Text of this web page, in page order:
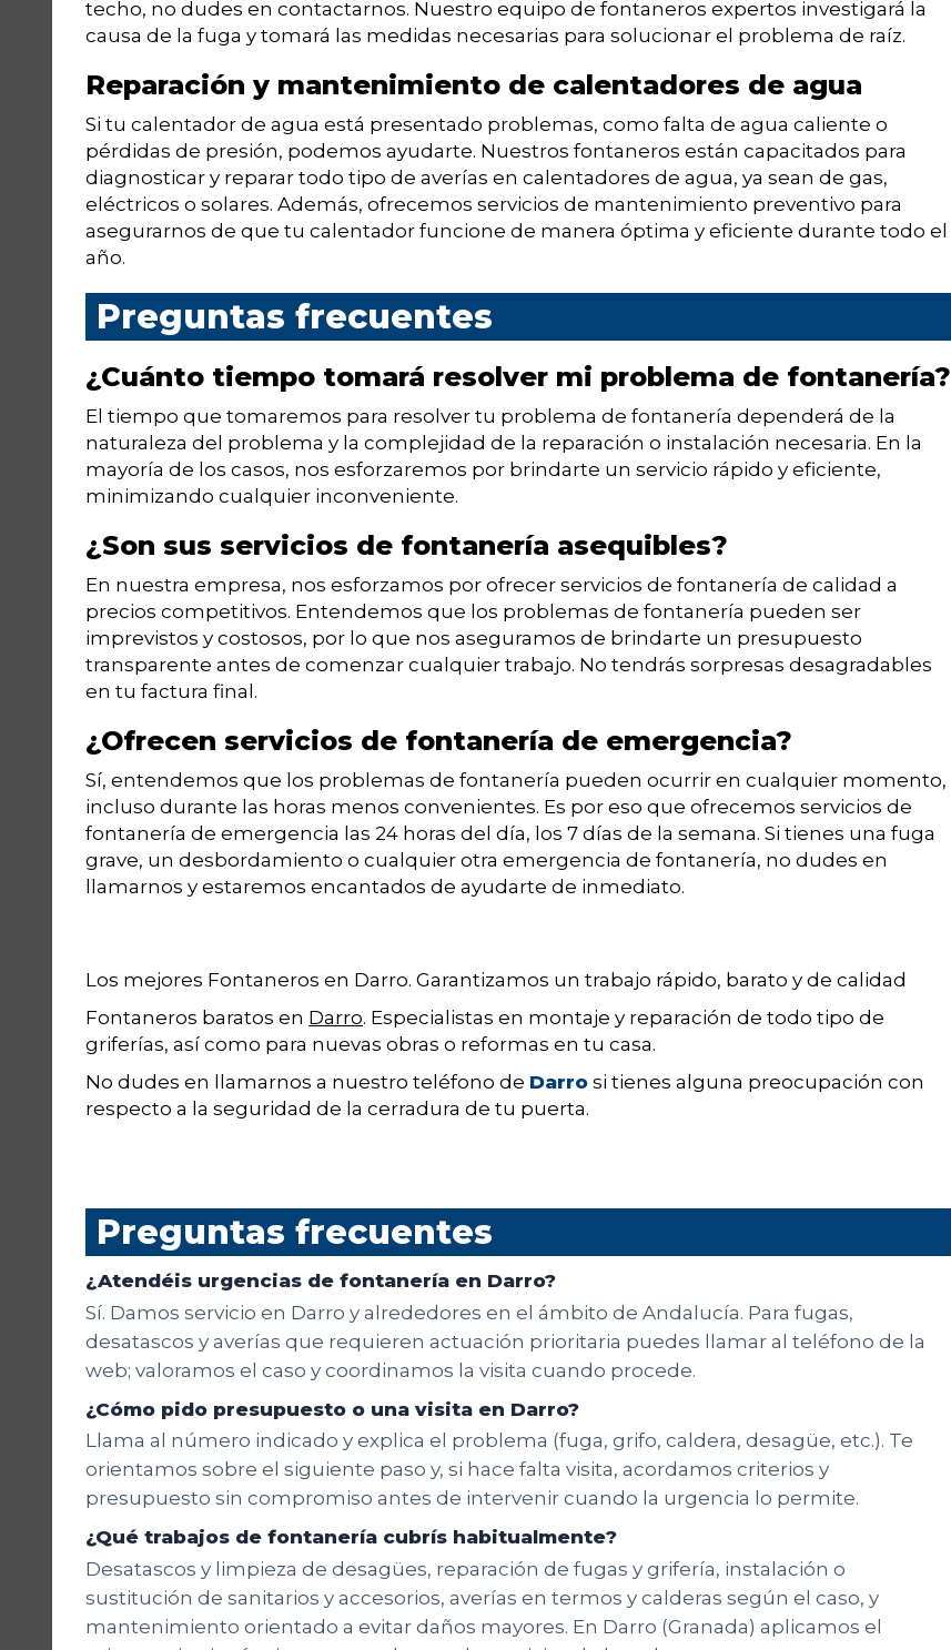
techo, no dudes en contactarnos. Nuestro equipo de fontaneros expertos investigará la
causa de la fuga y tomará las medidas necesarias para solucionar el problema de raíz.
Reparación y mantenimiento de calentadores de agua
Si tu calentador de agua está presentado problemas, como falta de agua caliente o
pérdidas de presión, podemos ayudarte. Nuestros fontaneros están capacitados para
diagnosticar y reparar todo tipo de averías en calentadores de agua, ya sean de gas,
eléctricos o solares. Además, ofrecemos servicios de mantenimiento preventivo para
asegurarnos de que tu calentador funcione de manera óptima y eficiente durante todo el
año.
Preguntas frecuentes
¿Cuánto tiempo tomará resolver mi problema de fontanería?
El tiempo que tomaremos para resolver tu problema de fontanería dependerá de la
naturaleza del problema y la complejidad de la reparación o instalación necesaria. En la
mayoría de los casos, nos esforzaremos por brindarte un servicio rápido y eficiente,
minimizando cualquier inconveniente.
¿Son sus servicios de fontanería asequibles?
En nuestra empresa, nos esforzamos por ofrecer servicios de fontanería de calidad a
precios competitivos. Entendemos que los problemas de fontanería pueden ser
imprevistos y costosos, por lo que nos aseguramos de brindarte un presupuesto
transparente antes de comenzar cualquier trabajo. No tendrás sorpresas desagradables
en tu factura final.
¿Ofrecen servicios de fontanería de emergencia?
Sí, entendemos que los problemas de fontanería pueden ocurrir en cualquier momento,
incluso durante las horas menos convenientes. Es por eso que ofrecemos servicios de
fontanería de emergencia las 24 horas del día, los 7 días de la semana. Si tienes una fuga
grave, un desbordamiento o cualquier otra emergencia de fontanería, no dudes en
llamarnos y estaremos encantados de ayudarte de inmediato.
Los mejores Fontaneros en Darro. Garantizamos un trabajo rápido, barato y de calidad
Fontaneros baratos en Darro. Especialistas en montaje y reparación de todo tipo de
griferías, así como para nuevas obras o reformas en tu casa.
No dudes en llamarnos a nuestro teléfono de Darro si tienes alguna preocupación con
respecto a la seguridad de la cerradura de tu puerta.
Preguntas frecuentes
¿Atendéis urgencias de fontanería en Darro?
Sí. Damos servicio en Darro y alrededores en el ámbito de Andalucía. Para fugas,
desatascos y averías que requieren actuación prioritaria puedes llamar al teléfono de la
web; valoramos el caso y coordinamos la visita cuando procede.
¿Cómo pido presupuesto o una visita en Darro?
Llama al número indicado y explica el problema (fuga, grifo, caldera, desagüe, etc.). Te
orientamos sobre el siguiente paso y, si hace falta visita, acordamos criterios y
presupuesto sin compromiso antes de intervenir cuando la urgencia lo permite.
¿Qué trabajos de fontanería cubrís habitualmente?
Desatascos y limpieza de desagües, reparación de fugas y grifería, instalación o
sustitución de sanitarios y accesorios, averías en termos y calderas según el caso, y
mantenimiento orientado a evitar daños mayores. En Darro (Granada) aplicamos el